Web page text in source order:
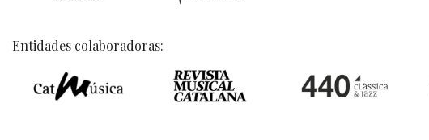
Entidades colaboradoras: